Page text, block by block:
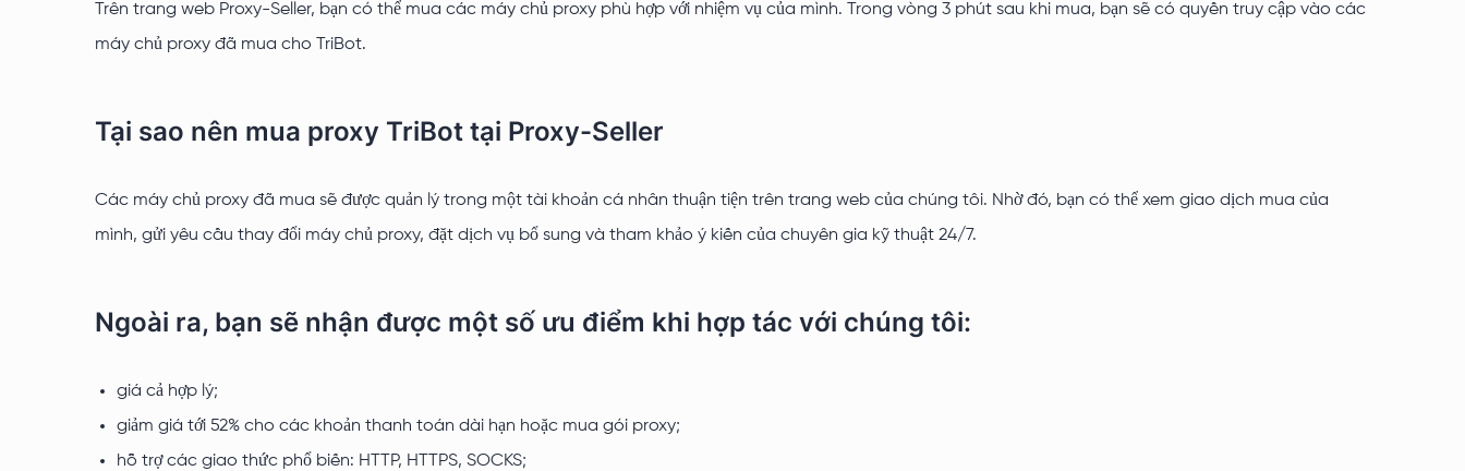
Trên trang web Proxy-Seller, bạn có thể mua các máy chủ proxy phù hợp với nhiệm vụ của mình. Trong vòng 3 phút sau khi mua, bạn sẽ có quyền truy cập vào các
máy chủ proxy đã mua cho TriBot.
Tại sao nên mua proxy TriBot tại Proxy-Seller
Các máy chủ proxy đã mua sẽ được quản lý trong một tài khoản cá nhân thuận tiện trên trang web của chúng tôi. Nhờ đó, bạn có thể xem giao dịch mua của
mình, gửi yêu cầu thay đổi máy chủ proxy, đặt dịch vụ bổ sung và tham khảo ý kiến ​​của chuyên gia kỹ thuật 24/7.
Ngoài ra, bạn sẽ nhận được một số ưu điểm khi hợp tác với chúng tôi:
giá cả hợp lý;
giảm giá tới 52% cho các khoản thanh toán dài hạn hoặc mua gói proxy;
hỗ trợ các giao thức phổ biến: HTTP, HTTPS, SOCKS;